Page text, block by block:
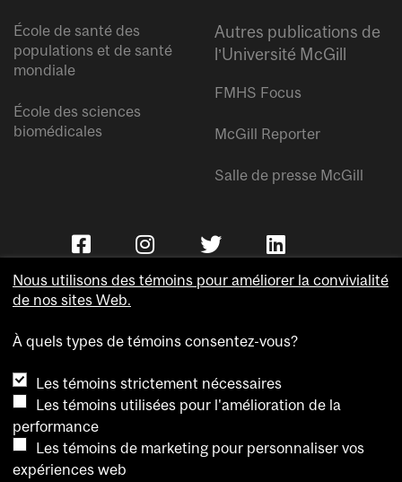
École de santé des
populations et de santé
mondiale
École des sciences
biomédicales
Autres publications de
l’Université McGill
FMHS Focus
McGill Reporter
Salle de presse McGill
Accessibilité
Confidentialité
Avis sur les témoins
Nous utilisons des témoins pour améliorer la convivialité
de nos sites Web.
À quels types de témoins consentez-vous?
Les témoins strictement nécessaires
Les témoins utilisées pour l'amélioration de la
performance
Les témoins de marketing pour personnaliser vos
expériences web